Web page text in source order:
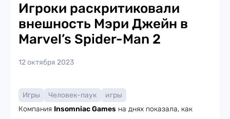
Игроки раскритиковали
внешность Мэри Джейн в
Marvel’s Spider-Man 2
12 октября 2023
Игры Человек-паук
игры
Компания Insomniac Games на днях показала, как